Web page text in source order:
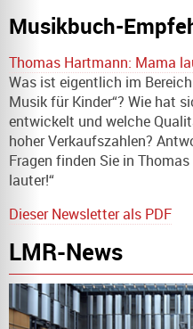
Musikbuch-
Thomas Hartmann: Mama
Was ist eigentlich im
Musik für Kinder“? Wie hat
entwickelt und welche
hoher Verkaufszahlen?
Fragen finden Sie in
lauter!“
Dieser Newsletter als PDF
LMR-News